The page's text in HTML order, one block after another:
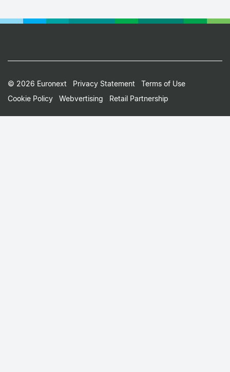
Footer
Small
Print
© 2026 Euronext Privacy Statement
Terms of Use
Cookie Policy
Webvertising Retail Partnership